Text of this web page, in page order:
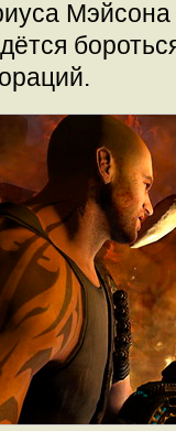
Мэйсона